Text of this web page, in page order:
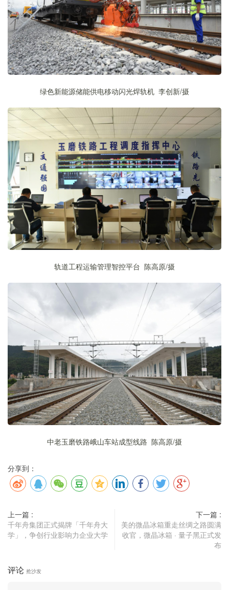
绿色新能源储能供电移动闪光焊轨机 李创新/摄
轨道工程运输管理智控平台 陈高原/摄
中老玉磨铁路峨山车站成型线路 陈高原/摄
分享到：
上一篇 :
千年舟集团正式揭牌「千年舟大
学」，争创行业影响力企业大学
下一篇 :
美的微晶冰箱重走丝绸之路圆满
收官，微晶冰箱 · 量子黑正式发
布
评论 抢沙发